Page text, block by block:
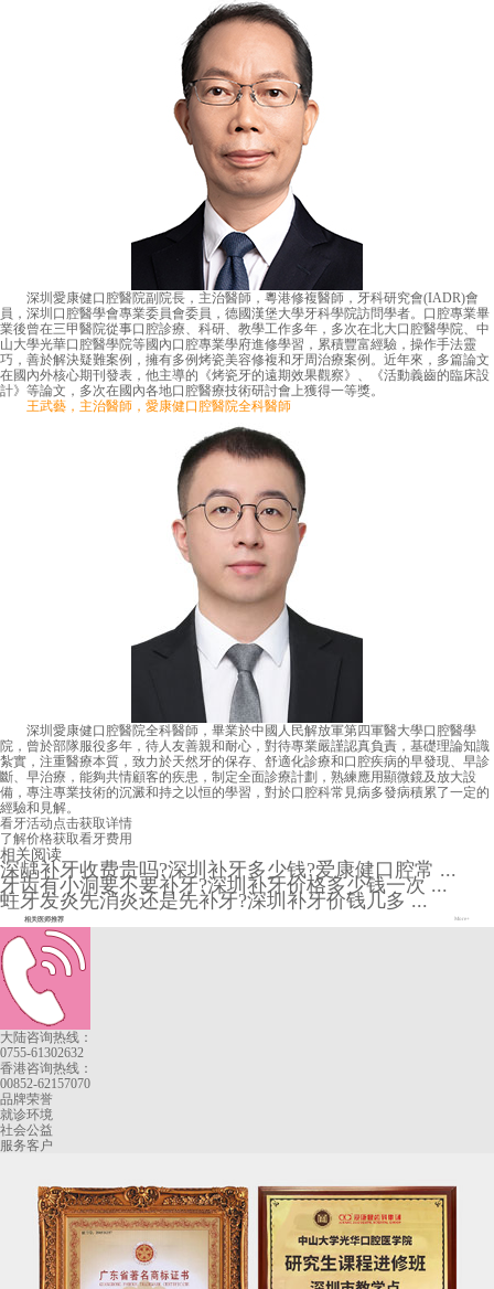
深圳愛康健口腔醫院副院長，主治醫師，粵港修複醫師，牙科研究會(IADR)會
員，深圳口腔醫學會專業委員會委員，德國漢堡大學牙科學院訪問學者。口腔專業畢
業後曾在三甲醫院從事口腔診療、科研、教學工作多年，多次在北大口腔醫學院、中
山大學光華口腔醫學院等國內口腔專業學府進修學習，累積豐富經驗，操作手法靈
巧，善於解決疑難案例，擁有多例烤瓷美容修複和牙周治療案例。近年來，多篇論文
在國內外核心期刊發表，他主導的《烤瓷牙的遠期效果觀察》、《活動義齒的臨床設
計》等論文，多次在國內各地口腔醫療技術研討會上獲得一等獎。
王武藝，主治醫師，愛康健口腔醫院全科醫師
深圳愛康健口腔醫院全科醫師，畢業於中國人民解放軍第四軍醫大學口腔醫學
院，曾於部隊服役多年，待人友善親和耐心，對待專業嚴謹認真負責，基礎理論知識
紮實，注重醫療本質，致力於天然牙的保存、舒適化診療和口腔疾病的早發現、早診
斷、早治療，能夠共情顧客的疾患，制定全面診療計劃，熟練應用顯微鏡及放大設
備，專注專業技術的沉澱和持之以恒的學習，對於口腔科常見病多發病積累了一定的
經驗和見解。
看牙活动点击获取详情
了解价格获取看牙费用
相关阅读
深龋补牙收费贵吗?深圳补牙多少钱?爱康健口腔常 ...
牙齿有小洞要不要补牙?深圳补牙价格多少钱一次 ...
蛀牙发炎先消炎还是先补牙?深圳补牙价钱几多 ...
相关医师推荐 More+
大陆咨询热线：
0755-61302632
香港咨询热线：
00852-62157070
品牌荣誉
就诊环境
社会公益
服务客户